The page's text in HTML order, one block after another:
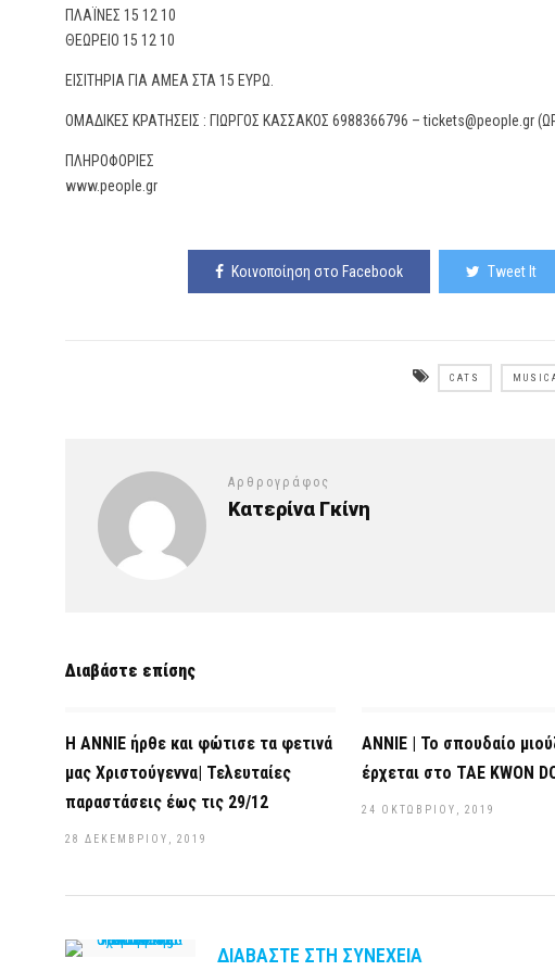
ΠΛΑΪΝΕΣ 15 12 10
ΘΕΩΡΕΙΟ 15 12 10
ΕΙΣΙΤΗΡΙΑ ΓΙΑ ΑΜΕΑ ΣΤΑ 15 ΕΥΡΩ.
ΟΜΑΔΙΚΕΣ ΚΡΑΤΗΣΕΙΣ : ΓΙΩΡΓΟΣ ΚΑΣΣΑΚΟΣ 6988366796 –tickets@people.gr
ΠΛΗΡΟΦΟΡΙΕΣ
www.people.gr
Κοινοποίηση στο Facebook Tweet It
CATS
Αρθρογράφος
Κατερίνα Γκίνη
Διαβάστε επίσης
Η ΑΝΝΙΕ ήρθε και φώτισε τα φετινά
μας Χριστούγεννα| Τελευταίες
παραστάσεις έως τις 29/12
28 ΔΕΚΕΜΒΡΊΟΥ, 2019
ANNIE | Το σπουδαίο
έρχεται στο TAE KWON
24 ΟΚΤΩΒΡΊΟΥ, 2019
ΔΙΑΒΆΣΤΕ ΣΤΗ ΣΥΝΈΧΕΙΑ